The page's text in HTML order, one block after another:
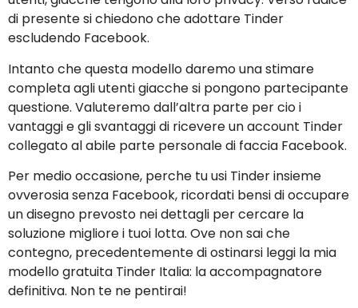
di presente si chiedono che adottare Tinder
escludendo Facebook.
Intanto che questa modello daremo una stimare
completa agli utenti giacche si pongono partecipante
questione. Valuteremo dall’altra parte per cio i
vantaggi e gli svantaggi di ricevere un account Tinder
collegato al abile parte personale di faccia Facebook.
Per medio occasione, perche tu usi Tinder insieme
ovverosia senza Facebook, ricordati bensi di occupare
un disegno prevosto nei dettagli per cercare la
soluzione migliore i tuoi lotta. Ove non sai che
contegno, precedentemente di ostinarsi leggi la mia
modello gratuita Tinder Italia: la accompagnatore
definitiva. Non te ne pentirai!